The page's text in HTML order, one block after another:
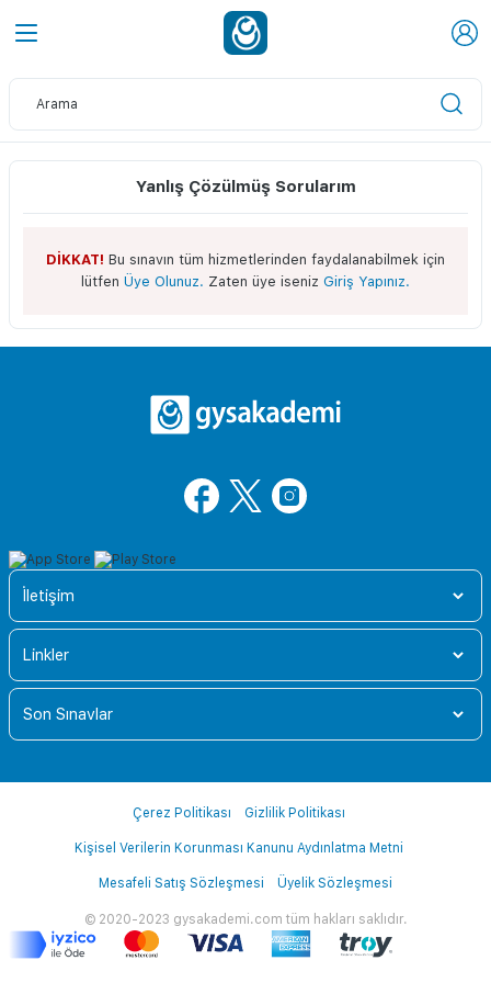
Yanlış Çözülmüş Sorularım
DİKKAT! Bu sınavın tüm hizmetlerinden faydalanabilmek için
lütfen Üye Olunuz. Zaten üye iseniz Giriş Yapınız.
İletişim
Linkler
Son Sınavlar
© 2020-2023 gysakademi.com tüm hakları saklıdır.
Çerez Politikası Gizlilik Politikası
Kişisel Verilerin Korunması Kanunu Aydınlatma Metni
Mesafeli Satış Sözleşmesi Üyelik Sözleşmesi